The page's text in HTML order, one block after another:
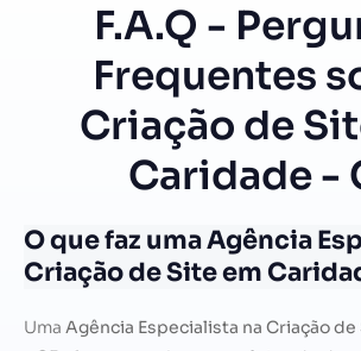
F.A.Q -
Frequentes
Criação de
Caridade -
O que faz uma Agência
Criação de Site em
Uma Agência Especialista na Criação de